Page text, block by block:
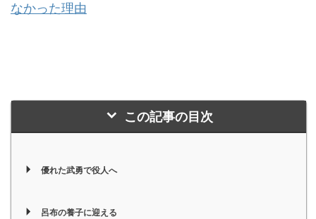
なかった理由
この記事の目次
優れた武勇で役人へ
呂布の養子に迎える